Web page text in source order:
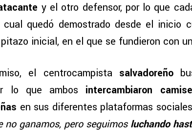
y el otro defensor, por lo que
quedó demostrado desde el inicio
inicial, en el que se fundieron con un
el centrocampista salvadoreño
lo que ambos intercambiaron
en sus diferentes plataformas
no ganamos, pero seguimosluchando